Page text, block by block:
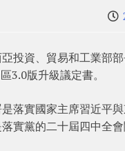
投資、貿易和工業部
3.0版升級議定書。
落實國家主席習近平
實黨的二十屆四中全